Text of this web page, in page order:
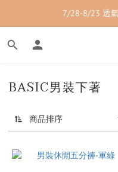
7/28-8/
7/28-8/23 透
7/28-8/
BASIC男裝下著
商品排序